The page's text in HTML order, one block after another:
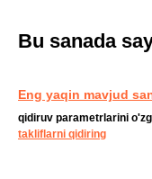
Bu sanada
Eng yaqin mavjud
qidiruv parametrlarini
takliflarni qidiring